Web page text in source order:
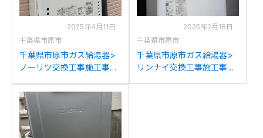
2025年4月11日
千葉県市原市
千葉県市原市ガス給湯器>
ノーリツ交換工事施工事
からノーリツGT-
2070SAW BLへの交換
2025年2月18日
千葉県市原市
千葉県市原市ガス給湯器>
リンナイ交換工事施工事